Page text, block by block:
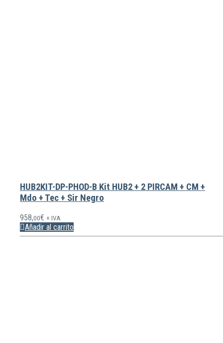
HUB2KIT-DP-PHOD-B Kit HUB2 + 2 PIRCAM + CM +
Mdo + Tec + Sir Negro
958,00€ + IVA
Añadir al carrito